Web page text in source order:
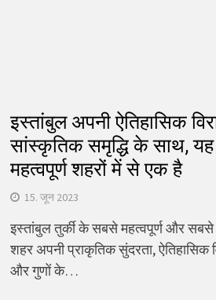
इस्तांबुल अपनी ऐतिहासिक
सांस्कृतिक समृद्धि के साथ,
महत्वपूर्ण शहरों में से एक है
15. जून 2023
इस्तांबुल तुर्की के सबसे महत्वपूर्ण और
शहर अपनी प्राकृतिक सुंदरता, ऐतिहासिक
और गुणों के…